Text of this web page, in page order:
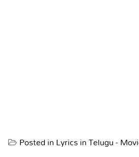
Posted inLyrics in Telugu -